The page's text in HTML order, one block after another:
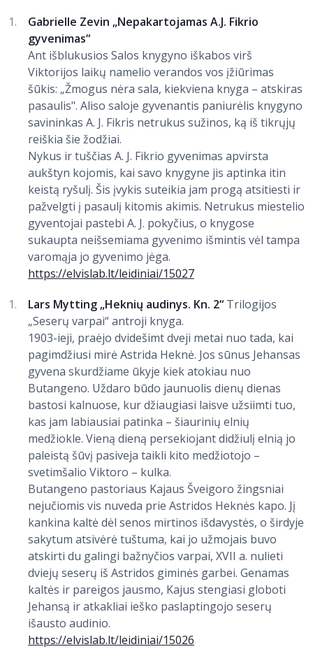
Gabrielle Zevin „Nepakartojamas A.J. Fikrio
gyvenimas“
Ant išblukusios Salos knygyno iškabos virš
Viktorijos laikų namelio verandos vos įžiūrimas
šūkis: „Žmogus nėra sala, kiekviena knyga – atskiras
pasaulis". Aliso saloje gyvenantis paniurėlis knygyno
savininkas A. J. Fikris netrukus sužinos, ką iš tikrųjų
reiškia šie žodžiai.
Nykus ir tuščias A. J. Fikrio gyvenimas apvirsta
aukštyn kojomis, kai savo knygyne jis aptinka itin
keistą ryšulį. Šis įvykis suteikia jam progą atsitiesti ir
pažvelgti į pasaulį kitomis akimis. Netrukus miestelio
gyventojai pastebi A. J. pokyčius, o knygose
sukaupta neišsemiama gyvenimo išmintis vėl tampa
varomąja jo gyvenimo jėga.
https://elvislab.lt/leidiniai/15027
Lars Mytting „Heknių audinys. Kn. 2“ Trilogijos
„Seserų varpai“ antroji knyga.
1903-ieji, praėjo dvidešimt dveji metai nuo tada, kai
pagimdžiusi mirė Astrida Heknė. Jos sūnus Jehansas
gyvena skurdžiame ūkyje kiek atokiau nuo
Butangeno. Uždaro būdo jaunuolis dienų dienas
bastosi kalnuose, kur džiaugiasi laisve užsiimti tuo,
kas jam labiausiai patinka – šiaurinių elnių
medžiokle. Vieną dieną persekiojant didžiulį elnią jo
paleistą šūvį pasiveja taikli kito medžiotojo –
svetimšalio Viktoro – kulka.
Butangeno pastoriaus Kajaus Šveigoro žingsniai
nejučiomis vis nuveda prie Astridos Heknės kapo. Jį
kankina kaltė dėl senos mirtinos išdavystės, o širdyje
sakytum atsivėrė tuštuma, kai jo užmojais buvo
atskirti du galingi bažnyčios varpai, XVII a. nulieti
dviejų seserų iš Astridos giminės garbei. Genamas
kaltės ir pareigos jausmo, Kajus stengiasi globoti
Jehansą ir atkakliai ieško paslaptingojo seserų
išausto audinio.
https://elvislab.lt/leidiniai/15026